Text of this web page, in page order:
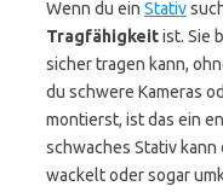
Wenn du ein Stativ
Tragfähigkeitist. Sie
sicher tragen kann,
du schwere Kameras
montierst, ist das ein
schwaches Stativ
wackelt oder sogar